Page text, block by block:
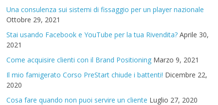
Una consulenza sui sistemi di fissaggio per un player nazionale
Ottobre 29, 2021
Stai usando Facebook e YouTube per la tua Rivendita? Aprile 30,
2021
Come acquisire clienti con il Brand Positioning Marzo 9, 2021
Il mio famigerato Corso PreStart chiude i battenti! Dicembre 22,
2020
Cosa fare quando non puoi servire un cliente Luglio 27, 2020